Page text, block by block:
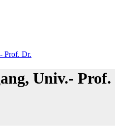
Prof. Dr.
Univ.- Prof.